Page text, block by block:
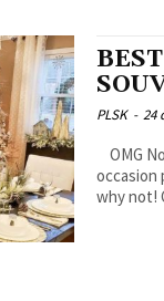
PLSK - 24
occasion